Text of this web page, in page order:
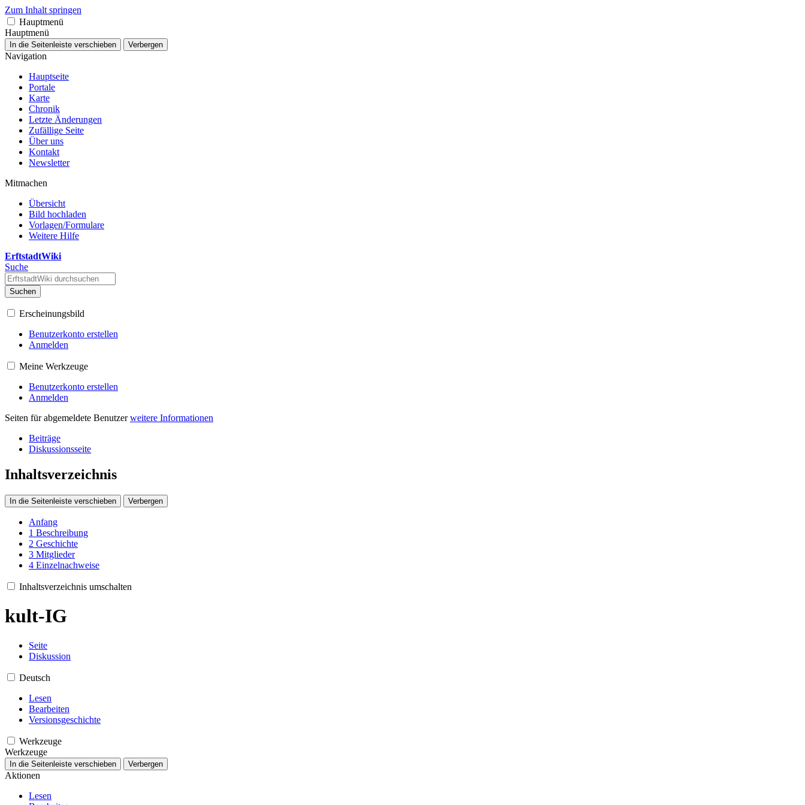
Zum Inhalt springen
Hauptmenü
Hauptmenü
In die Seitenleiste verschieben Verbergen
Navigation
Hauptseite
Portale
Karte
Chronik
Letzte Änderungen
Zufällige Seite
Über uns
Kontakt
Newsletter
Mitmachen
Übersicht
Bild hochladen
Vorlagen/Formulare
Weitere Hilfe
ErftstadtWiki
Suche
Suchen
Erscheinungsbild
Benutzerkonto erstellen
Anmelden
Meine Werkzeuge
Benutzerkonto erstellen
Anmelden
Seiten für abgemeldete Benutzerweitere Informationen
Beiträge
Diskussionsseite
Inhaltsverzeichnis
In die Seitenleiste verschieben Verbergen
Anfang
1 Beschreibung
2 Geschichte
3 Mitglieder
4 Einzelnachweise
Inhaltsverzeichnis umschalten
kult-IG
Seite
Diskussion
Deutsch
Lesen
Bearbeiten
Versionsgeschichte
Werkzeuge
Werkzeuge
In die Seitenleiste verschieben Verbergen
Aktionen
Lesen